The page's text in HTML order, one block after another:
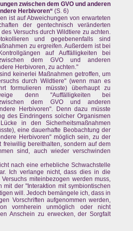
zwischen dem GVO und anderen
Herbivoren“ (S. 6)
ist auf Abweichungen von erwarteten
der gentechnisch veränderten
Versuchs durch Wildtiere zu achten.
und gegebenenfalls sind
zu ergreifen. Außerdem ist bei
auf Auffälligkeiten bei
zwischen dem GVO und anderen
Herbivoren, zu achten."
keinerlei Maßnahmen getroffen, um
durch Wildtiere" (wenn man es
formulieren müsste) überhaupt zu
denn "Auffälligkeiten bei
zwischen dem GVO und anderen
Herbivoren". Denn dazu müsste
des Eindringens solcher Organismen
in den Sicherheitsmaßnahmen
eine dauerhafte Beobachtung der
Herbivoren" möglich sein, zu der
freiwillig bereithalten, sondern auf dem
sind, auch wieder verschwinden
nach eine erhebliche Schwachstelle
Ich verlange nicht, dass dies in die
miteinbezogen werden muss,
mit der "Interaktion mit symbiontischen
will. Jedoch bemängele ich, dass in
Vorschriften aufgenommen werden,
vornherein unmöglich oder nicht
Anschein zu erwecken, der Sorgfalt